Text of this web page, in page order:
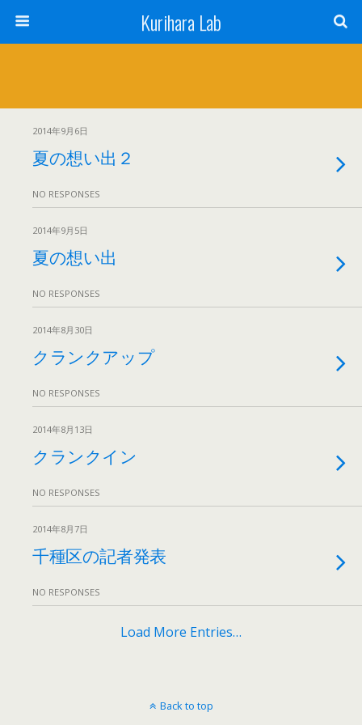
Kurihara Lab
2014年9月6日
夏の想い出２
NO RESPONSES
2014年9月5日
夏の想い出
NO RESPONSES
2014年8月30日
クランクアップ
NO RESPONSES
2014年8月13日
クランクイン
NO RESPONSES
2014年8月7日
千種区の記者発表
NO RESPONSES
Load More Entries…
Back to top